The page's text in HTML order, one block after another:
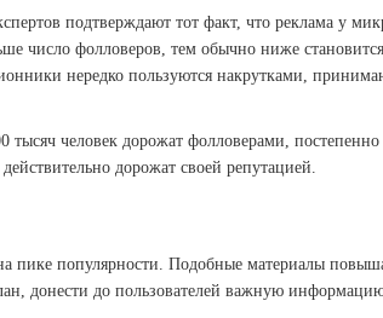
подтверждают тот факт, что реклама у
число фолловеров, тем обычно ниже
нередко пользуются накрутками,
человек дорожат фолловерами,
дорожат своей репутацией.
пике популярности. Подобные материалы
донести до пользователей важную